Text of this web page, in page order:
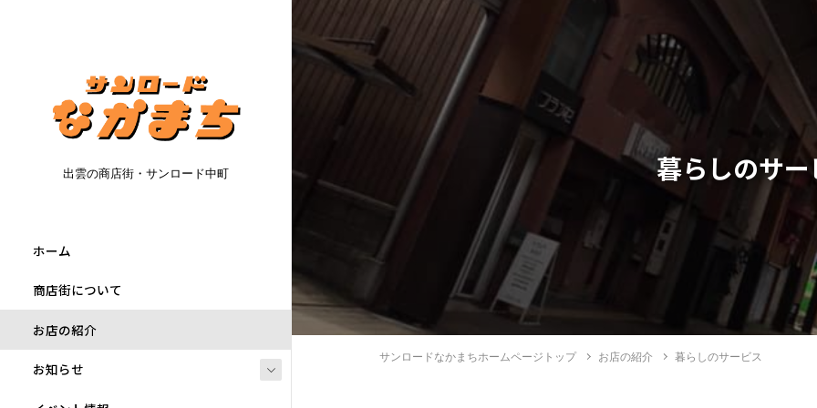
出雲の商店街・サンロード中町
ホーム
商店街について
お店の紹介
お知らせ
暮らしのサ
サンロードなかまちホームページトップ お店の紹介 暮らしのサービス